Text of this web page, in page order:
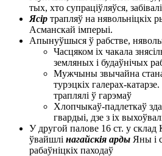
тых, хто супраціўляўся,
Ясір трапляў на нявольніцкіх
Асманскай імперыі.
Апынуўшыся ў рабстве,
Часцяком іх чакала
земляных і будаўнічых
Мужчыны звычайна
турэцкіх галерах-
траплялі ў гарэмаў
Хлопчыкаў-падлеткаў
гвардыі, дзе з іх
У другой палове 16 ст. у склад
ўвайшлі нагайскія арды Яны і
рабаўніцкіх паходаў